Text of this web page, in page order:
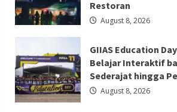
Berita Ekonomi dan Bisnis
Berita
Berita Terbaru
Serikat Usul Perlindungan
Migran Saat Taifun dalam
Restoran
August 8, 2026
GIIAS Education
Belajar Interaktif
Sederajat hingga
August 8, 2026